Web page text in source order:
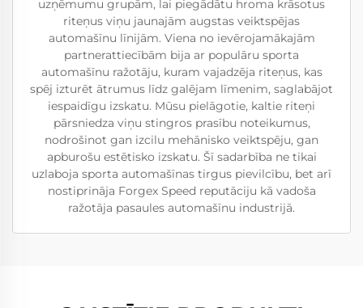
uzņēmumu grupām, lai piegādātu hroma krāsotus
riteņus viņu jaunajām augstas veiktspējas
automašīnu līnijām. Viena no ievērojamākajām
partnerattiecībām bija ar populāru sporta
automašīnu ražotāju, kuram vajadzēja riteņus, kas
spēj izturēt ātrumus līdz galējam līmenim, saglabājot
iespaidīgu izskatu. Mūsu pielāgotie, kaltie riteņi
pārsniedza viņu stingros prasību noteikumus,
nodrošinot gan izcilu mehānisko veiktspēju, gan
apburošu estētisko izskatu. Šī sadarbība ne tikai
uzlaboja sporta automašīnas tirgus pievilcību, bet arī
nostiprināja Forgex Speed reputāciju kā vadoša
ražotāja pasaules automašīnu industrijā.